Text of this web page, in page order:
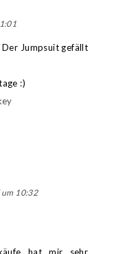
Jumpsuit gefällt
:)
10:32